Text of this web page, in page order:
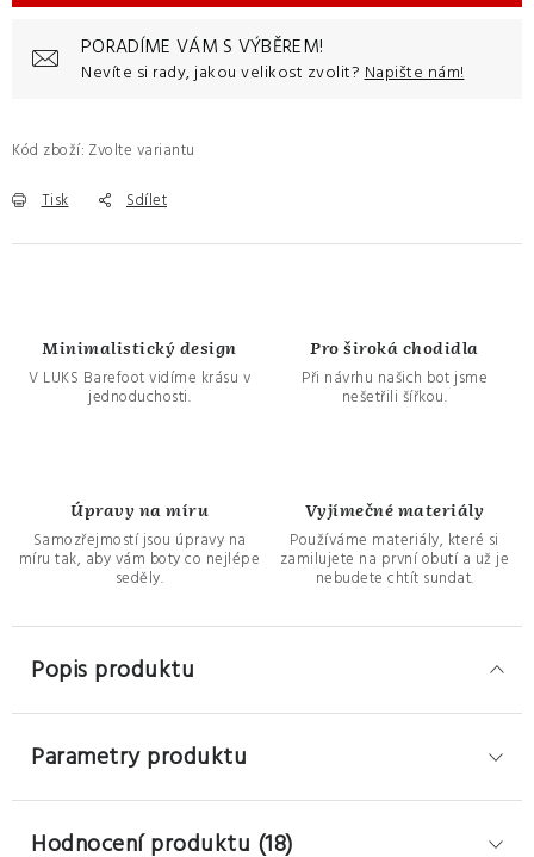
PORADÍME VÁM S VÝBĚREM!
Nevíte si rady, jakou velikost zvolit? Napište nám!
Kód zboží: Zvolte variantu
Tisk Sdílet
Minimalistický design
V LUKS Barefoot vidíme krásu v
jednoduchosti.
Pro široká chodidla
Při návrhu našich bot jsme
nešetřili šířkou.
Úpravy na míru
Samozřejmostí jsou úpravy na
míru tak, aby vám boty co nejlépe
seděly.
Vyjímečné materiály
Používáme materiály, které si
zamilujete na první obutí a už je
nebudete chtít sundat.
Popis produktu
Parametry produktu
Hodnocení produktu (18)